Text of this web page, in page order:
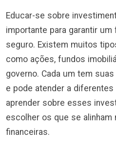
Educar-se sobre
importante para garantir
seguro. Existem muitos
como ações, fundos
governo. Cada um tem
e pode atender a
aprender sobre esses
escolher os que se
financeiras.